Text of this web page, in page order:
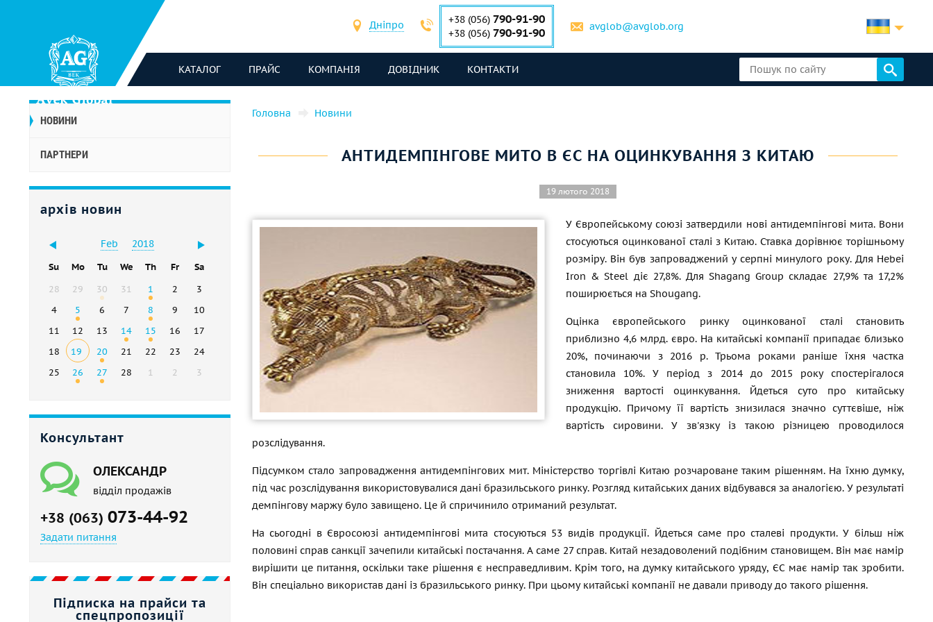
Дніпро +38 (056) 790-91-90
+38 (056) 790-91-90 avglob@avglob.org
КАТАЛОГ ПРАЙС КОМПАНІЯ ДОВІДНИК КОНТАКТИ
НОВИНИ
ПАРТНЕРИ
архів новин
Feb 2018
Su Mo Tu We Th Fr
Sa
28
29 30 31 1 2
3
4
5 6 7 8 9
10
11
12 13 14 15 16
17
18
19 20 21 22 23
24
25
26 27 28 1 2 3
Консультант
ОЛЕКСАНДР
відділ продажів
+38 (063) 073-44-92
Задати питання
Підписка на прайси та
спецпропозиції
Головна Новини
АНТИДЕМПІНГОВЕ МИТО В ЄС НА ОЦИНКУВАННЯ З КИТАЮ
19 лютого 2018
У Європейському союзі затвердили нові антидемпінгові мита. Вони
стосуються оцинкованої сталі з Китаю. Ставка дорівнює торішньому
розміру. Він був запроваджений у серпні минулого року. Для Hebei
Iron & Steel діє 27,8%. Для Shagang Group складає 27,9% та 17,2%
поширюється на Shougang.
Оцінка європейського ринку оцинкованої сталі становить
приблизно 4,6 млрд. євро. На китайські компанії припадає близько
20%, починаючи з 2016 р. Трьома роками раніше їхня частка
становила 10%. У період з 2014 до 2015 року спостерігалося
зниження вартості оцинкування. Йдеться суто про китайську
продукцію. Причому її вартість знизилася значно суттєвіше, ніж
вартість сировини. У зв'язку із такою різницею проводилося
розслідування.
Підсумком стало запровадження антидемпінгових мит. Міністерство торгівлі Китаю розчароване таким рішенням. На їхню думку,
під час розслідування використовувалися дані бразильського ринку. Розгляд китайських даних відбувався за аналогією. У результаті
демпінгову маржу було завищено. Це й спричинило отриманий результат.
На сьогодні в Євросоюзі антидемпінгові мита стосуються 53 видів продукції. Йдеться саме про сталеві продукти. У більш ніж
половині справ санкції зачепили китайські постачання. А саме 27 справ. Китай незадоволений подібним становищем. Він має намір
вирішити це питання, оскільки таке рішення є несправедливим. Крім того, на думку китайського уряду, ЄС має намір так зробити.
Він спеціально використав дані із бразильського ринку. При цьому китайські компанії не давали приводу до такого рішення.